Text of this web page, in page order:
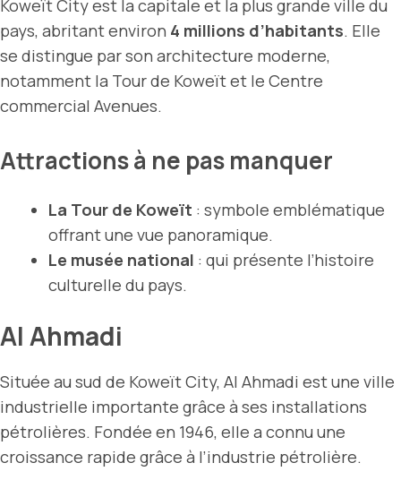
Koweït City est la capitale et la plus grande ville du
pays, abritant environ 4 millions d’habitants. Elle
se distingue par son architecture moderne,
notamment la Tour de Koweït et le Centre
commercial Avenues.
Attractions à ne pas manquer
La Tour de Koweït : symbole emblématique
offrant une vue panoramique.
Le musée national : qui présente l’histoire
culturelle du pays.
Al Ahmadi
Située au sud de Koweït City, Al Ahmadi est une ville
industrielle importante grâce à ses installations
pétrolières. Fondée en 1946, elle a connu une
croissance rapide grâce à l’industrie pétrolière.